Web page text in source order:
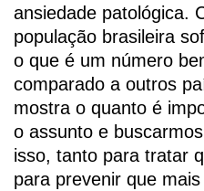
ansiedade patológica.
população brasileira
o que é um número
comparado a outros
mostra o quanto é
o assunto e
isso, tanto para tratar
para prevenir que